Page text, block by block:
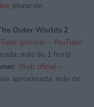
(duración
Outer Worlds 2
general
YouTube
más de 1 hora)
: Web oficial
aproximada: más de